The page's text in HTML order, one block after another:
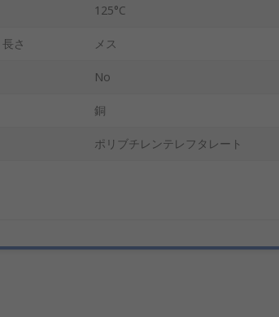
125°C
さ メス
No
銅
ポリブチレンテレフタレート